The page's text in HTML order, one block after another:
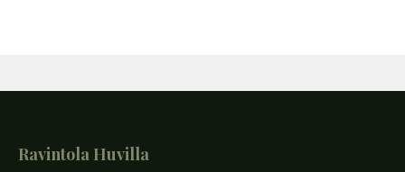
Ravintola Huvilla